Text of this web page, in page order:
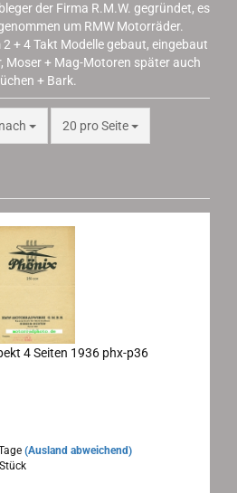
der Firma R.M.W. gegründet, es
um RMW Motorräder.
+ 4 Takt Modelle gebaut, eingebaut
Moser + Mag-Motoren später auch
+ Bark.
20 pro Seite
pro Seite
4 Seiten 1936 phx-p36
(Ausland abweichend)